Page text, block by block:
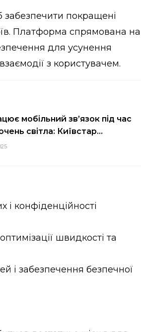
покращені
Платформа спрямована на
для усунення
з користувачем.
мобільний зв’язок під час
світла: Київстар…
і конфіденційності
швидкості та
і забезпечення безпечної